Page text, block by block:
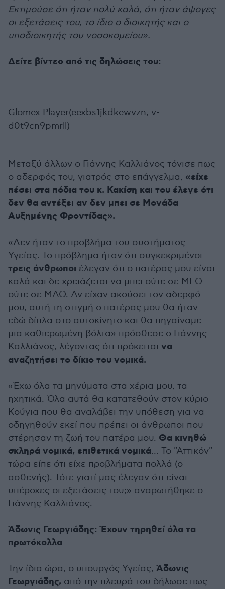
Εκτιμούσε ότι ήταν πολύ καλά, ότι ήταν άψογες
οι εξετάσεις του, το ίδιο ο διοικητής και ο
υποδιοικητής του νοσοκομείου».
Δείτε βίντεο από τις δηλώσεις του:
Glomex Player(eexbs1jkdkewvzn, v-
d0t9cn9pmrll)
Μεταξύ άλλων ο Γιάννης Καλλιάνος τόνισε πως
ο αδερφός του, γιατρός στο επάγγελμα, «είχε
πέσει στα πόδια του κ. Κακίση και του έλεγε ότι
δεν θα αντέξει αν δεν μπει σε Μονάδα
Αυξημένης Φροντίδας».
«Δεν ήταν το προβλήμα του συστήματος
Υγείας. Το πρόβλημα ήταν ότι συγκεκριμένοι
τρεις άνθρωποι έλεγαν ότι ο πατέρας μου είναι
καλά και δε χρειάζεται να μπει ούτε σε ΜΕΘ
ούτε σε ΜΑΘ. Αν είχαν ακούσει τον αδερφό
μου, αυτή τη στιγμή ο πατέρας μου θα ήταν
εδώ δίπλα στο αυτοκίνητο και θα πηγαίναμε
μια καθιερωμένη βόλτα» πρόσθεσε ο Γιάννης
Καλλιάνος, λέγοντας ότι πρόκειται να
αναζητήσει το δίκιο του νομικά.
«Έχω όλα τα μηνύματα στα χέρια μου, τα
ηχητικά. Όλα αυτά θα κατατεθούν στον κύριο
Κούγια που θα αναλάβει την υπόθεση για να
οδηγηθούν εκεί που πρέπει οι άνθρωποι που
στέρησαν τη ζωή του πατέρα μου. Θα κινηθώ
σκληρά νομικά, επιθετικά νομικά… Το "Αττικόν"
τώρα είπε ότι είχε προβλήματα πολλά (ο
ασθενής). Τότε γιατί μας έλεγαν ότι είναι
υπέροχες οι εξετάσεις του;» αναρωτήθηκε ο
Γιάννης Καλλιάνος.
Άδωνις Γεωργιάδης: Έχουν τηρηθεί όλα τα
πρωτόκολλα
Την ίδια ώρα, ο υπουργός Υγείας, Άδωνις
Γεωργιάδης, από την πλευρά του δήλωσε πως